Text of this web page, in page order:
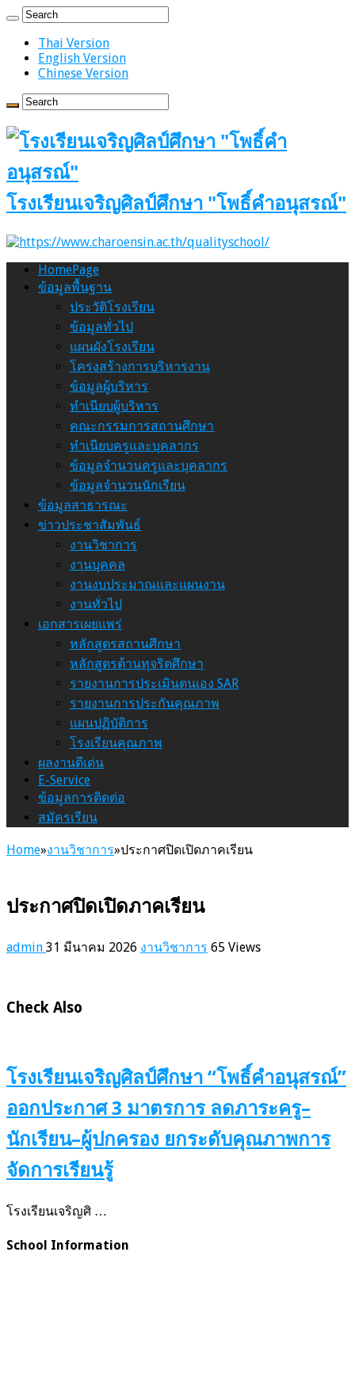
Thai Version
English Version
Chinese Version
โรงเรียนเจริญศิลป์ศึกษา "โพธิ์คำอนุสรณ์"
HomePage
ข้อมูลพื้นฐาน
ประวัติโรงเรียน
ข้อมูลทั่วไป
แผนผังโรงเรียน
โครงสร้างการบริหารงาน
ข้อมูลผู้บริหาร
ทำเนียบผู้บริหาร
คณะกรรมการสถานศึกษา
ทำเนียบครูและบุคลากร
ข้อมูลจำนวนครูและบุคลากร
ข้อมูลจำนวนนักเรียน
ข้อมูลสาธารณะ
ข่าวประชาสัมพันธ์
งานวิชาการ
งานบุคคล
งานงบประมาณและแผนงาน
งานทั่วไป
เอกสารเผยแพร่
หลักสูตรสถานศึกษา
หลักสูตรต้านทุจริตศึกษา
รายงานการประเมินตนเอง SAR
รายงานการประกันคุณภาพ
แผนปฏิบัติการ
โรงเรียนคุณภาพ
ผลงานดีเด่น
E-Service
ข้อมูลการติดต่อ
สมัครเรียน
Home»งานวิชาการ»ประกาศปิดเปิดภาคเรียน
ประกาศปิดเปิดภาคเรียน
admin 31 มีนาคม 2026 งานวิชาการ 65 Views
Check Also
โรงเรียนเจริญศิลป์ศึกษา “โพธิ์คำอนุสรณ์”
ออกประกาศ 3 มาตรการ ลดภาระครู–
นักเรียน–ผู้ปกครอง ยกระดับคุณภาพการ
จัดการเรียนรู้
โรงเรียนเจริญศิ …
School Information